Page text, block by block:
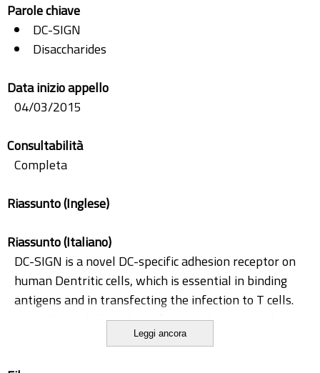
Parole chiave
DC-SIGN
Disaccharides
Data inizio appello
04/03/2015
Consultabilità
Completa
Riassunto (Inglese)
Riassunto (Italiano)
DC-SIGN is a novel DC-specific adhesion receptor on
human Dentritic cells, which is essential in binding
antigens and in transfecting the infection to T cells.
DC-SIGN binds ligand motifs through a terminal
carbohydrate recognition domain (CRD)1. The main
Leggi ancora